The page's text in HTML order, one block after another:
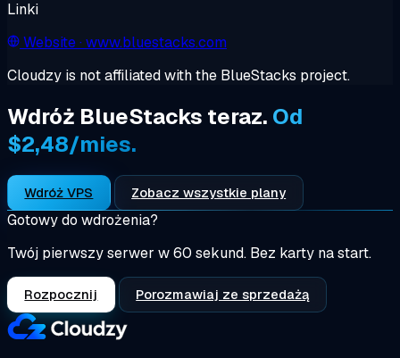
Linki
Website· www.bluestacks.com
Cloudzy is not affiliated with the BlueStacks project.
Wdróż BlueStacks teraz. Od
$2,48/mies.
Wdróż VPS Zobacz wszystkie plany
Gotowy do wdrożenia?
Twój pierwszy serwer w 60 sekund. Bez karty na start.
Rozpocznij Porozmawiaj ze sprzedażą